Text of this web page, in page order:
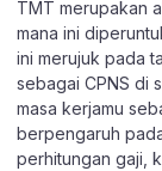
TMT merupakan
mana ini
ini merujuk pada
sebagai CPNS di
masa kerjamu
berpengaruh
perhitungan gaji,